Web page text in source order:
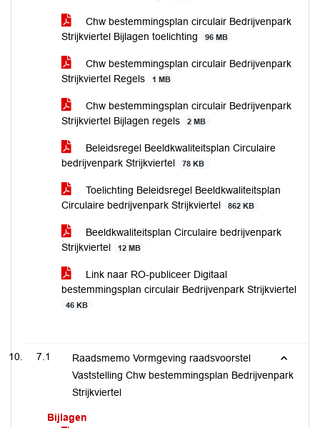
Chw bestemmingsplan circulair Bedrijvenpark
Strijkviertel Bijlagen toelichting
96 MB
Chw bestemmingsplan circulair Bedrijvenpark
Strijkviertel Regels
1 MB
Chw bestemmingsplan circulair Bedrijvenpark
Strijkviertel Bijlagen regels
2 MB
Beleidsregel Beeldkwaliteitsplan Circulaire
bedrijvenpark Strijkviertel
78 KB
Toelichting Beleidsregel Beeldkwaliteitsplan
Circulaire bedrijvenpark Strijkviertel
862 KB
Beeldkwaliteitsplan Circulaire bedrijvenpark
Strijkviertel
12 MB
Link naar RO-publiceer Digitaal
bestemmingsplan circulair Bedrijvenpark Strijkviertel
46 KB
7.1
Raadsmemo Vormgeving raadsvoorstel
Vaststelling Chw bestemmingsplan Bedrijvenpark
Strijkviertel
Bijlagen